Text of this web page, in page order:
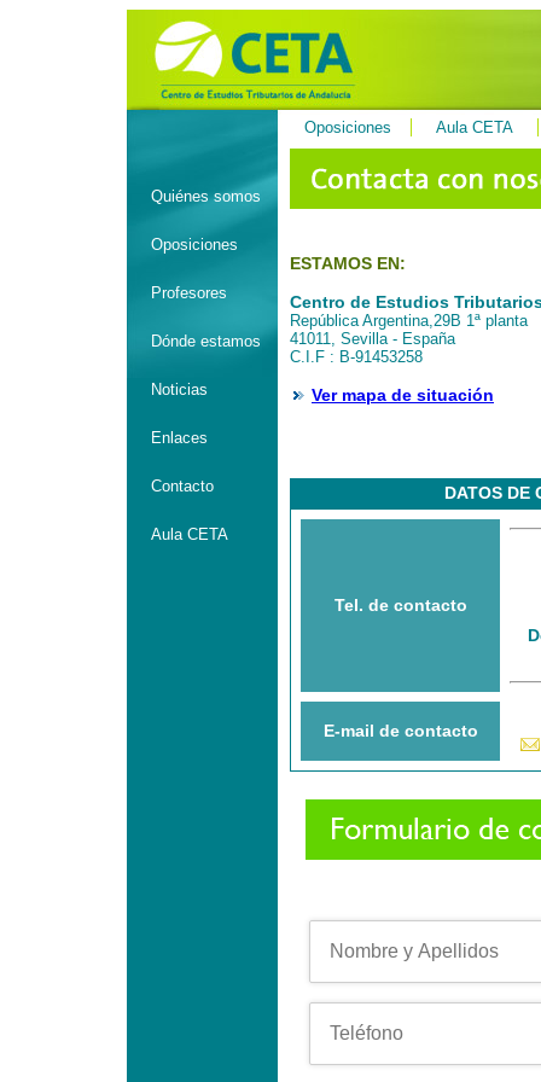
Oposiciones Aula CETA
Quiénes somos
Oposiciones
Profesores
Dónde estamos
Noticias
Enlaces
Contacto
Aula CETA
ESTAMOS EN:
Centro de Estudios
República Argentina,29B 1ª planta
41011, Sevilla - España
C.I.F : B-91453258
Ver mapa de situación
DATOS DE
Tel. de contacto
E-mail de contacto